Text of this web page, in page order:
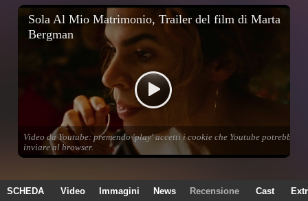
SCHEDA Video Immagini News Recensione Cast